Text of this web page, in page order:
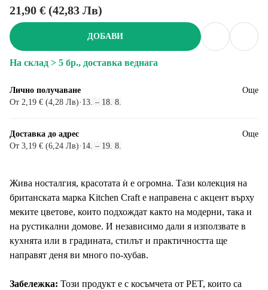
21,90 € (42,83 Лв)
ДОБАВИ
На склад > 5 бр., доставка веднага
Лично получаване
От 2,19 € (4,28 Лв)· 13. – 18. 8.
Още
Доставка до адрес
От 3,19 € (6,24 Лв)· 14. – 19. 8.
Още
Жива носталгия, красотата ѝ е огромна. Тази колекция на
британската марка Kitchen Craft е направена с акцент върху
меките цветове, които подхождат както на модерни, така и
на рустикални домове. И независимо дали я използвате в
кухнята или в градината, стилът и практичността ще
направят деня ви много по-хубав.
Забележка: Този продукт е с косъмчета от PET, които са